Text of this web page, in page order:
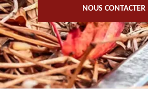
NOUS CONTACTER